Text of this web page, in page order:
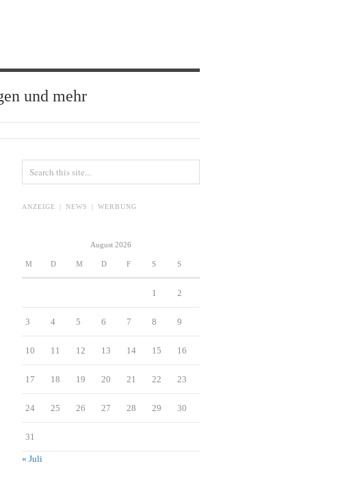
und mehr
ANZEIGE | NEWS | WERBUNG
August 2026
M D M D F S S
1 2
3 4 5 6 7 8 9
10 11 12 13 14 15 16
17 18 19 20 21 22 23
24 25 26 27 28 29 30
31
« Juli